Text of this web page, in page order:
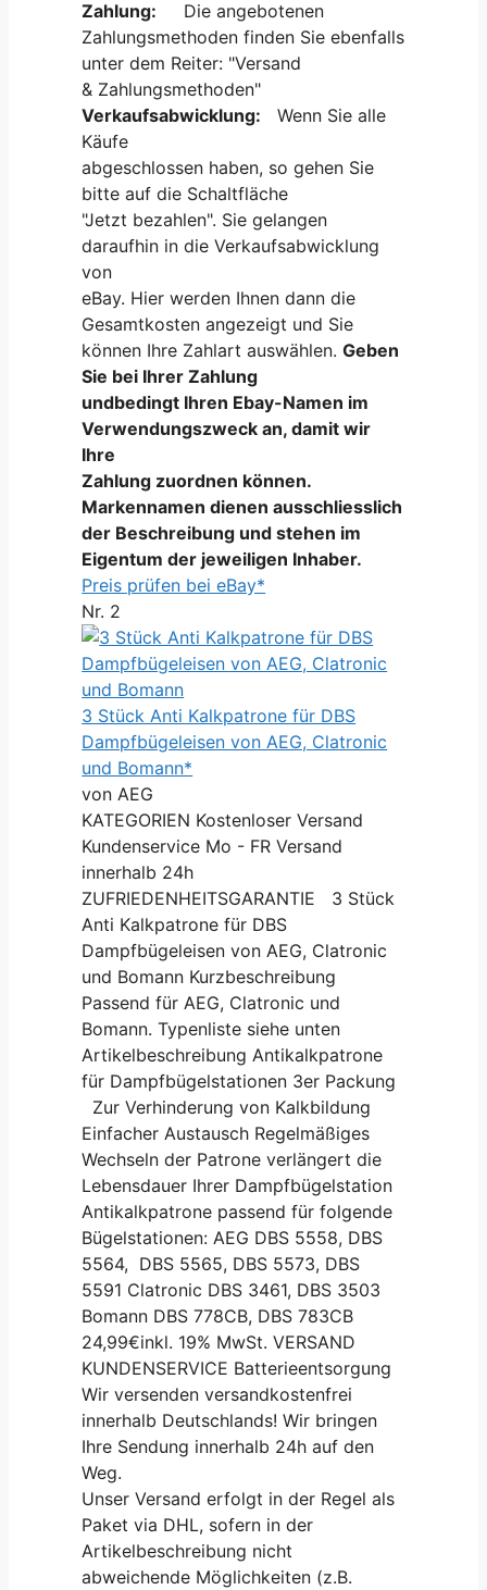
Zahlung: Die angebotenen
Zahlungsmethoden finden Sie ebenfalls
unter dem Reiter: "Versand
& Zahlungsmethoden"
Verkaufsabwicklung: Wenn Sie alle
Käufe
abgeschlossen haben, so gehen Sie
bitte auf die Schaltfläche
"Jetzt bezahlen". Sie gelangen
daraufhin in die Verkaufsabwicklung
von
eBay. Hier werden Ihnen dann die
Gesamtkosten angezeigt und Sie
können Ihre Zahlart auswählen.Geben
Sie bei Ihrer Zahlung
undbedingt Ihren Ebay-Namen im
Verwendungszweck an, damit wir
Ihre
Zahlung zuordnen können.
Markennamen dienen ausschliesslich
der Beschreibung und stehen im
Eigentum der jeweiligen Inhaber.
Preis prüfen bei eBay*
Nr. 2
3 Stück Anti Kalkpatrone für DBS
Dampfbügeleisen von AEG, Clatronic
und Bomann*
von AEG
KATEGORIEN Kostenloser Versand
Kundenservice Mo - FR Versand
innerhalb 24h
ZUFRIEDENHEITSGARANTIE 3 Stück
Anti Kalkpatrone für DBS
Dampfbügeleisen von AEG, Clatronic
und Bomann Kurzbeschreibung
Passend für AEG, Clatronic und
Bomann. Typenliste siehe unten
Artikelbeschreibung Antikalkpatrone
für Dampfbügelstationen 3er Packung
Zur Verhinderung von Kalkbildung
Einfacher Austausch Regelmäßiges
Wechseln der Patrone verlängert die
Lebensdauer Ihrer Dampfbügelstation
Antikalkpatrone passend für folgende
Bügelstationen: AEG DBS 5558, DBS
5564, DBS 5565, DBS 5573, DBS
5591 Clatronic DBS 3461, DBS 3503
Bomann DBS 778CB, DBS 783CB
24,99€inkl. 19% MwSt. VERSAND
KUNDENSERVICE Batterieentsorgung
Wir versenden versandkostenfrei
innerhalb Deutschlands! Wir bringen
Ihre Sendung innerhalb 24h auf den
Weg.
Unser Versand erfolgt in der Regel als
Paket via DHL, sofern in der
Artikelbeschreibung nicht
abweichende Möglichkeiten (z.B.